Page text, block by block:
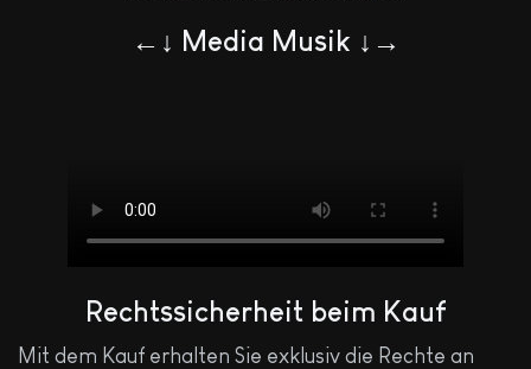
←↓ Media Musik ↓→
Rechtssicherheit beim Kauf
Mit dem Kauf erhalten Sie exklusiv die Rechte an